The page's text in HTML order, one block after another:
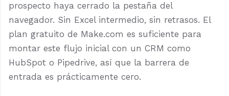
prospecto haya cerrado la pestaña del
navegador. Sin Excel intermedio, sin retrasos. El
plan gratuito de Make.com es suficiente para
montar este flujo inicial con un CRM como
HubSpot o Pipedrive, así que la barrera de
entrada es prácticamente cero.